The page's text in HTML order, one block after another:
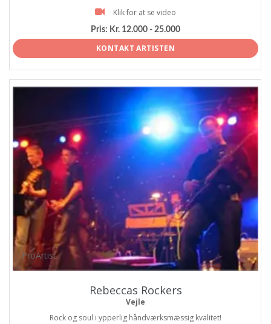
Klik for at se video
Pris: Kr. 12.000 - 25.000
KONTAKT ARTISTEN
ProArtist
Rebeccas Rockers
Vejle
Rock og soul i ypperlig håndværksmæssig kvalitet!